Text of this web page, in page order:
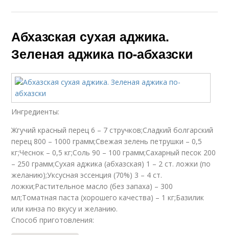
Абхазская сухая аджика.
Зеленая аджика по-абхазски
Ингредиенты:
Жгучий красный перец 6 – 7 стручков;Сладкий болгарский
перец 800 – 1000 грамм;Свежая зелень петрушки – 0,5
кг;Чеснок – 0,5 кг;Соль 90 – 100 грамм;Сахарный песок 200
– 250 грамм;Сухая аджика (абхазская) 1 – 2 ст. ложки (по
желанию);Уксусная эссенция (70%) 3 – 4 ст.
ложки;Растительное масло (без запаха) – 300
мл;Томатная паста (хорошего качества) – 1 кг;Базилик
или кинза по вкусу и желанию.
Способ приготовления: